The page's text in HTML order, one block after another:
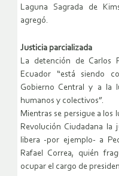
Laguna Sagrada de
agregó.
Justicia parcializada
La detención de Carlos
Ecuador “está siendo
Gobierno Central y a la
humanos y colectivos”.
Mientras se persigue a los
Revolución Ciudadana
libera -por ejemplo- a
Rafael Correa, quién
ocupar el cargo de